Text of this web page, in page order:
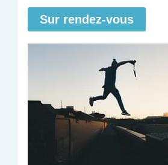
Sur rendez-vous